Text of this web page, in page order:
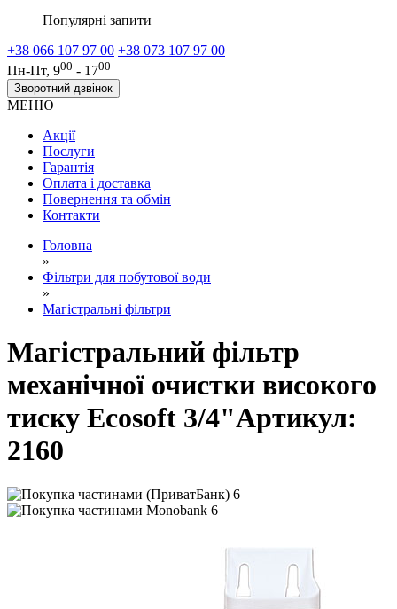
Популярні запити
+38 066 107 97 00 +38 073 107 97 00
Пн-Пт, 900 - 1700
Зворотний дзвінок
МЕНЮ
Акції
Послуги
Гарантія
Оплата і доставка
Повернення та обмін
Контакти
Головна
»
Фільтри для побутової води
»
Магістральні фільтри
Магістральний фільтр
механічної очистки високого
тиску Ecosoft 3/4"Артикул:
2160
6
6